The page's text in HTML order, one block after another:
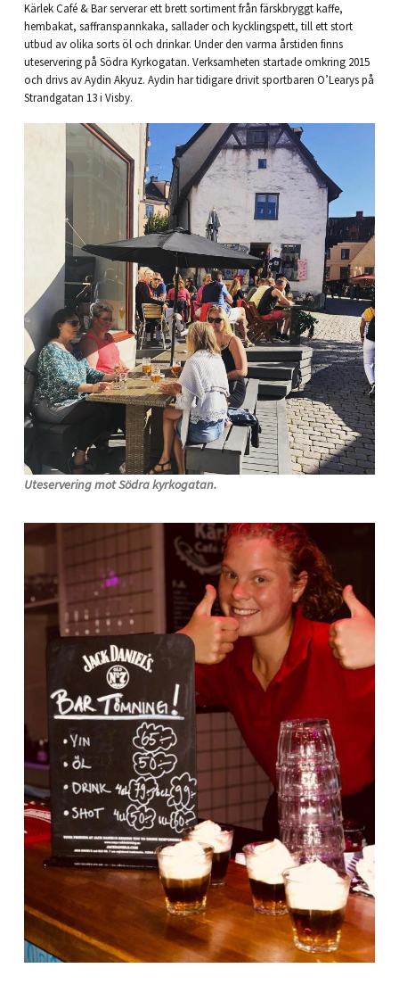
Kärlek Café & Bar serverar ett brett sortiment från färskbryggt kaffe,
hembakat, saffranspannkaka, sallader och kycklingspett, till ett stort
utbud av olika sorts öl och drinkar. Under den varma årstiden finns
uteservering på Södra Kyrkogatan. Verksamheten startade omkring 2015
och drivs av Aydin Akyuz. Aydin har tidigare drivit sportbaren O’Learys på
Strandgatan 13 i Visby.
Uteservering mot Södra kyrkogatan.